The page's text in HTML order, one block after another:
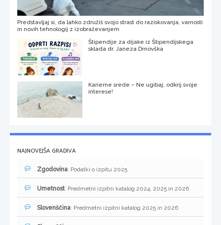
Predstavljaj si, da lahko združiš svojo strast do raziskovanja, varnosti
in novih tehnologij z izobraževanjem
Štipendije za dijake iz Štipendijskega
sklada dr. Janeza Drnovška
Karierne srede – Ne ugibaj, odkrij svoje
interese!
NAJNOVEJŠA GRADIVA
Zgodovina: Podatki o izpitu 2025
Umetnost: Predmetni izpitni katalog 2024, 2025 in 2026
Slovenščina: Predmetni izpitni katalog 2025 in 2026